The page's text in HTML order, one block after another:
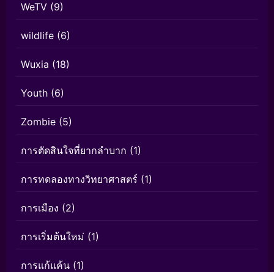
WeTV (9)
wildlife (6)
Wuxia (18)
Youth (6)
Zombie (5)
การตัดสินใจที่ยากลำบาก (1)
การทดลองทางวิทยาศาสตร์ (1)
การเมือง (2)
การเริ่มต้นใหม่ (1)
การแก้แค้น (1)